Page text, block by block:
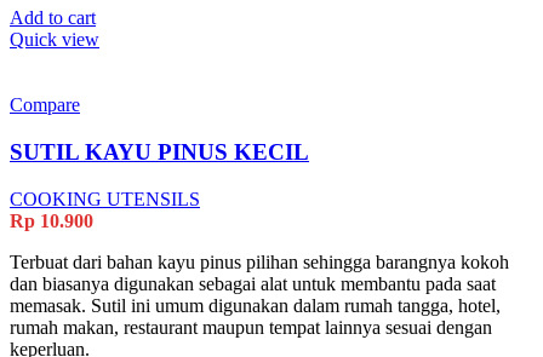
Add to cart
Quick view
Compare
SUTIL KAYU PINUS KECIL
COOKING UTENSILS
Rp 10.900
Terbuat dari bahan kayu pinus pilihan sehingga barangnya kokoh
dan biasanya digunakan sebagai alat untuk membantu pada saat
memasak. Sutil ini umum digunakan dalam rumah tangga, hotel,
rumah makan, restaurant maupun tempat lainnya sesuai dengan
keperluan.